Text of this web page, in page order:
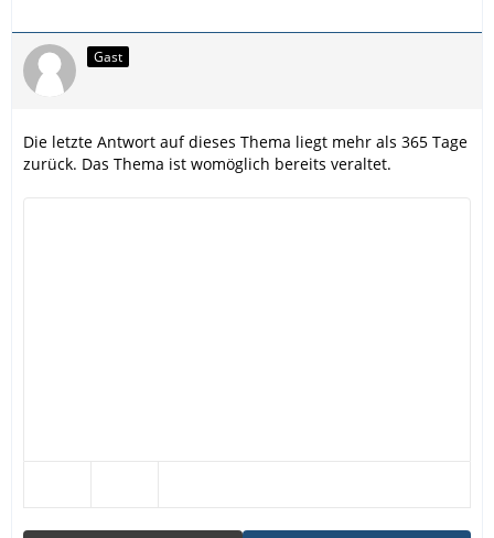
Gast
Die letzte Antwort auf dieses Thema liegt mehr als 365 Tage
zurück. Das Thema ist womöglich bereits veraltet.